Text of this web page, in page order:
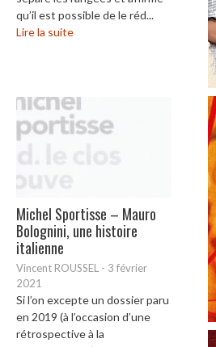
qu’il est possible de le réd...
Lire la suite
Michel Sportisse – Mauro
Bolognini, une histoire
italienne
Vincent ROUSSEL - 3 février
2021
Si l’on excepte un dossier paru
en 2019 (à l’occasion d’une
rétrospective à la